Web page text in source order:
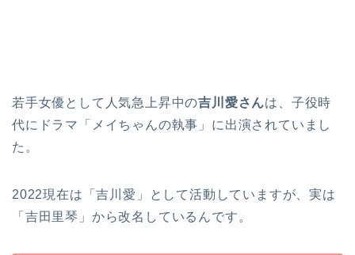
若手女優として人気急上昇中の吉川愛さんは、子役時
代にドラマ「メイちゃんの執事」に出演されていまし
た。
2022現在は「吉川愛」として活動していますが、実は
「吉田里琴」から改名しているんです。